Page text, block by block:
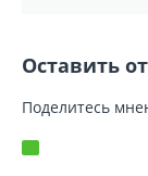
Оставить
Поделитесь